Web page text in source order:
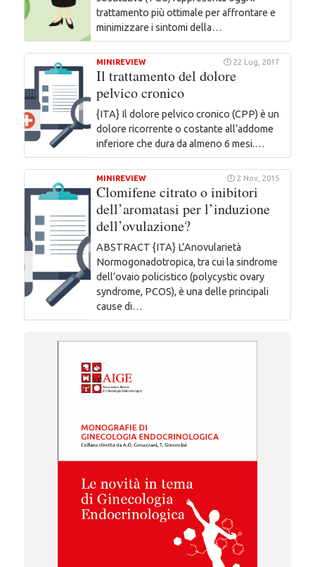
trattamento più ottimale per affrontare e
minimizzare i sintomi della…
MINIREVIEW 22 Lug, 2017
Il trattamento del dolore
pelvico cronico
{ITA} Il dolore pelvico cronico (CPP) è un
dolore ricorrente o costante all’addome
inferiore che dura da almeno 6 mesi.…
MINIREVIEW 2 Nov, 2015
Clomifene citrato o inibitori
dell’aromatasi per l’induzione
dell’ovulazione?
ABSTRACT {ITA} L’Anovularietà
Normogonadotropica, tra cui la sindrome
dell’ovaio policistico (polycystic ovary
syndrome, PCOS), è una delle principali
cause di…